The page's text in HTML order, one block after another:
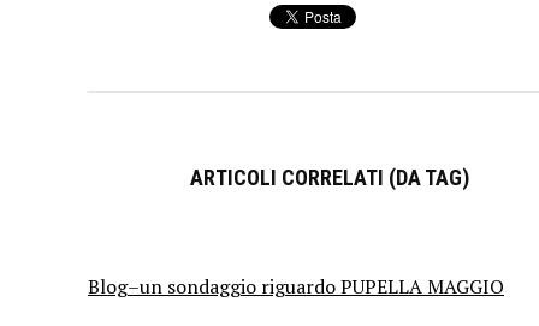
ARTICOLI CORRELATI (DA TAG)
Blog–un sondaggio riguardo PUPELLA MAGGIO